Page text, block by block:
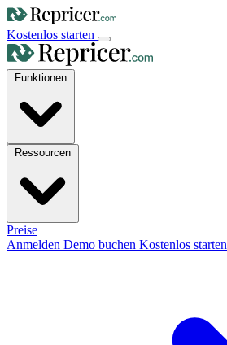
Kostenlos starten
Preise
Anmelden Demo buchen Kostenlos starten